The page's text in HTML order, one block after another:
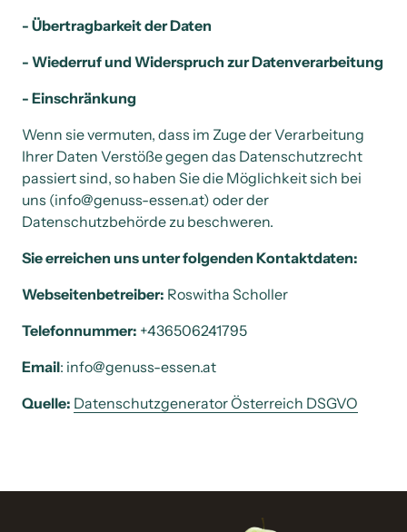
- Übertragbarkeit der Daten
- Wiederruf und Widerspruch zur Datenverarbeitung
- Einschränkung
Wenn sie vermuten, dass im Zuge der Verarbeitung
Ihrer Daten Verstöße gegen das Datenschutzrecht
passiert sind, so haben Sie die Möglichkeit sich bei
uns (info@genuss-essen.at) oder der
Datenschutzbehörde zu beschweren.
Sie erreichen uns unter folgenden Kontaktdaten:
Webseitenbetreiber: Roswitha Scholler
Telefonnummer: +436506241795
Email: info@genuss-essen.at
Quelle: Datenschutzgenerator Österreich DSGVO